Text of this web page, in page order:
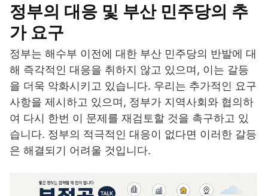
정부의 대응 및 부산 민주당의 추
가 요구
정부는 해수부 이전에 대한 부산 민주당의 반발에 대
해 즉각적인 대응을 취하지 않고 있으며, 이는 갈등
을 더욱 악화시키고 있습니다. 우리는 추가적인 요구
사항을 제시하고 있으며, 정부가 지역사회와 협의하
여 다시 한번 이 문제를 재검토할 것을 촉구하고 있
습니다. 정부의 적극적인 대응이 없다면 이러한 갈등
은 해결되기 어려울 것입니다.